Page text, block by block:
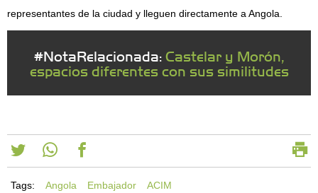
representantes de la ciudad y lleguen directamente a Angola.
#NotaRelacionada: Castelar y Morón,
espacios diferentes con sus similitudes
Tags: Angola Embajador
ACIM